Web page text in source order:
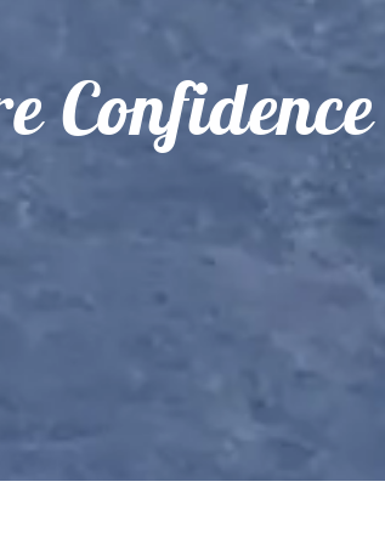
Confidence